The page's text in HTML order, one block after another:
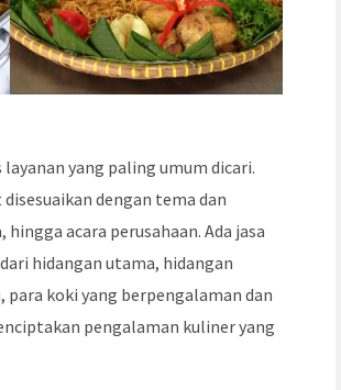
yang paling umum dicari.
dengan tema dan
acara perusahaan. Ada jasa
hidangan utama, hidangan
koki yang berpengalaman dan
pengalaman kuliner yang